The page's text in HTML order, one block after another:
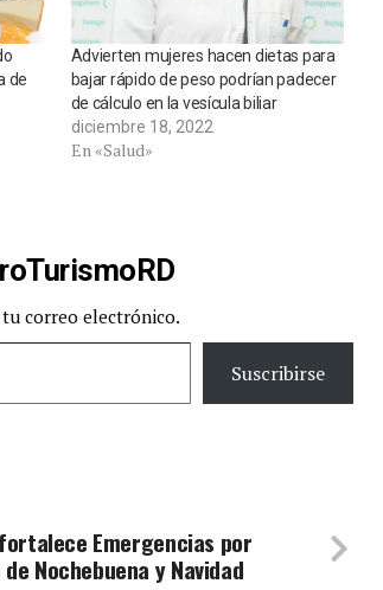
de
Advierten mujeres hacen dietas para
bajar rápido de peso podrían padecer
de cálculo en la vesícula biliar
diciembre 18, 2022
En «Salud»
correo electrónico.
Suscribirse
fortalece Emergencias por
Nochebuena y Navidad